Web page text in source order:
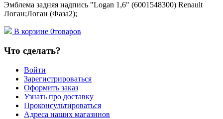
Эмблема задняя надпись "Logan 1,6" (6001548300) Renault
Логан;Логан (Фаза2);
В корзине 0товаров
Что сделать?
Войти
Зарегистрироваться
Оформить заказ
Узнать про доставку
Проконсультироваться
Адреса наших магазинов